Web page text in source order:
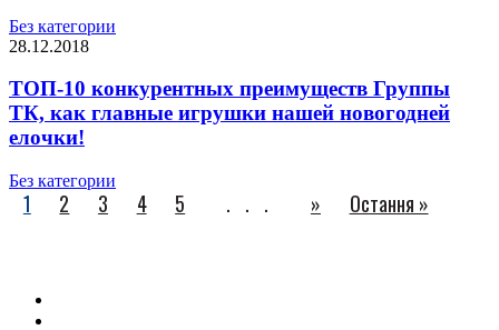
Без категории
28.12.2018
ТОП-10 конкурентных преимуществ Группы
ТК, как главные игрушки нашей новогодней
елочки!
Без категории
1 2 3 4 5 ... » Остання »